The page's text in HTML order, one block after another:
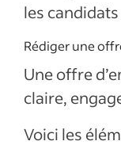
les
Rédiger une
Une offre
claire,
Voici les